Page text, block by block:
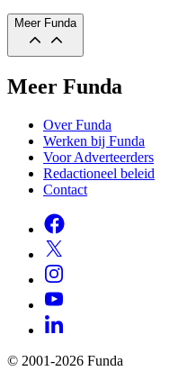
Meer Funda
Meer Funda
Over Funda
Werken bij Funda
Voor Adverteerders
Redactioneel beleid
Contact
© 2001-2026 Funda